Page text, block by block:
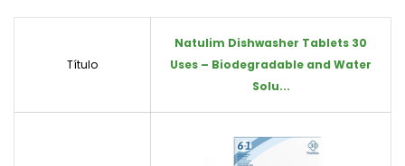
Título
Natulim Dishwasher Tablets 30
Uses – Biodegradable and Water
Solu...